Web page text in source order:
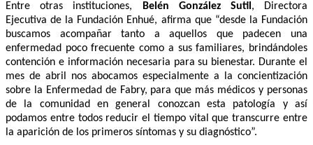
Entre otras instituciones, Belén González Sutil, Directora
Ejecutiva de la Fundación Enhué, afirma que “desde la Fundación
buscamos acompañar tanto a aquellos que padecen una
enfermedad poco frecuente como a sus familiares, brindándoles
contención e información necesaria para su bienestar. Durante el
mes de abril nos abocamos especialmente a la concientización
sobre la Enfermedad de Fabry, para que más médicos y personas
de la comunidad en general conozcan esta patología y así
podamos entre todos reducir el tiempo vital que transcurre entre
la aparición de los primeros síntomas y su diagnóstico”.